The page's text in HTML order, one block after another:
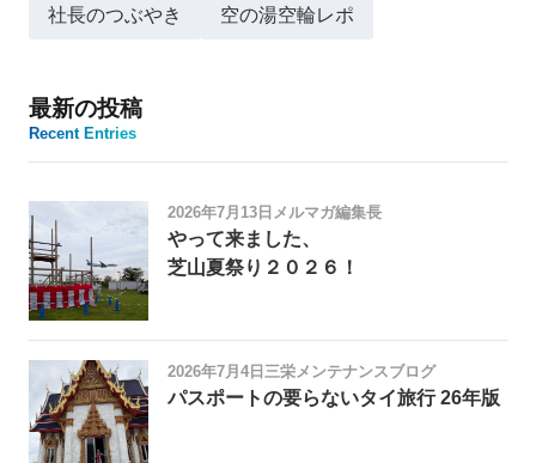
社長のつぶやき 空の湯空輪レポ
最新の投稿
Recent Entries
2026年7月13日 メルマガ編集長
やって来ました、
芝山夏祭り２０２６！
2026年7月4日 三栄メンテナンスブログ
パスポートの要らないタイ旅行 26年版